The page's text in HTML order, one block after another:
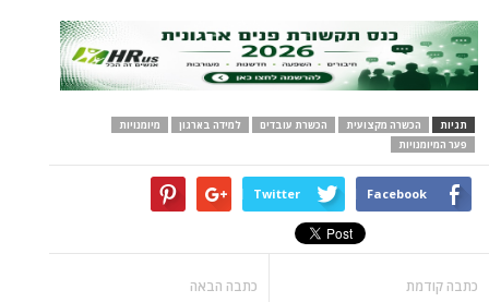
תגיות הכשרה מקצועית הכשרת עובדים למידה בארגון
מיומנויות
פער המיומנויות
Facebook
Twitter
כתבה קודמת כתבה הבאה